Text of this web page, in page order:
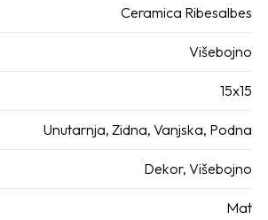
Ceramica Ribesalbes
Višebojno
15x15
Unutarnja, Zidna, Vanjska, Podna
Dekor, Višebojno
Mat